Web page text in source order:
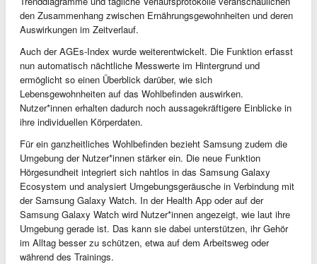
den Zusammenhang zwischen Ernährungsgewohnheiten und deren
Auswirkungen im Zeitverlauf.
Auch der AGEs-Index wurde weiterentwickelt. Die Funktion erfasst
nun automatisch nächtliche Messwerte im Hintergrund und
ermöglicht so einen Überblick darüber, wie sich
Lebensgewohnheiten auf das Wohlbefinden auswirken.
Nutzer*innen erhalten dadurch noch aussagekräftigere Einblicke in
ihre individuellen Körperdaten.
Für ein ganzheitliches Wohlbefinden bezieht Samsung zudem die
Umgebung der Nutzer*innen stärker ein. Die neue Funktion
Hörgesundheit integriert sich nahtlos in das Samsung Galaxy
Ecosystem und analysiert Umgebungsgeräusche in Verbindung mit
der Samsung Galaxy Watch. In der Health App oder auf der
Samsung Galaxy Watch wird Nutzer*innen angezeigt, wie laut ihre
Umgebung gerade ist. Das kann sie dabei unterstützen, ihr Gehör
im Alltag besser zu schützen, etwa auf dem Arbeitsweg oder
während des Trainings.